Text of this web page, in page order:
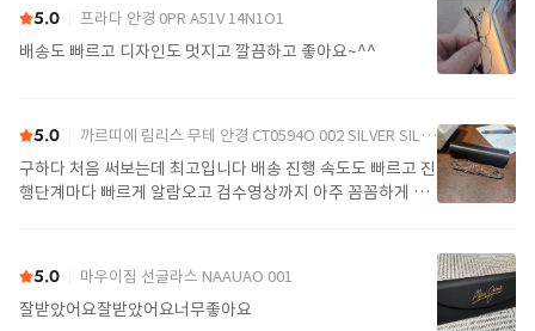
5.0 프라다 안경 0PR A51V 14N1O1
배송도 빠르고 디자인도 멋지고 깔끔하고 좋아요~^^
5.0 까르띠에 림리스 무테 안경 CT0594O 002 SILVER SILVER TRANSPARENT
구하다 처음 써보는데 최고입니다 배송 진행 속도도 빠르고 진
행단계마다 빠르게 알람오고 검수영상까지 아주 꼼꼼하게 찍
5.0 마우이짐 선글라스 NAAUAO 001
잘받았어요잘받았어요너무좋아요